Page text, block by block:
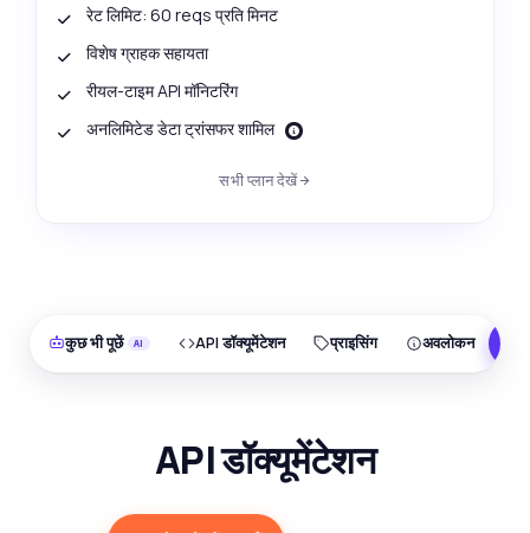
रेट लिमिट: 60 reqs प्रति मिनट
विशेष ग्राहक सहायता
रीयल-टाइम API मॉनिटरिंग
अनलिमिटेड डेटा ट्रांसफर शामिल
सभी प्लान देखें
कुछ भी पूछें API डॉक्यूमेंटेशन प्राइसिंग अवलोकन
API डॉक्यूमेंटेशन